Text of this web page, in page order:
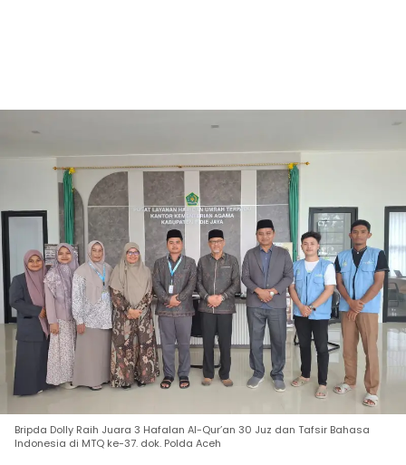
Bripda Dolly Raih Juara 3 Hafalan Al-Qur’an 30 Juz dan Tafsir Bahasa
Indonesia di MTQ ke-37. dok. Polda Aceh